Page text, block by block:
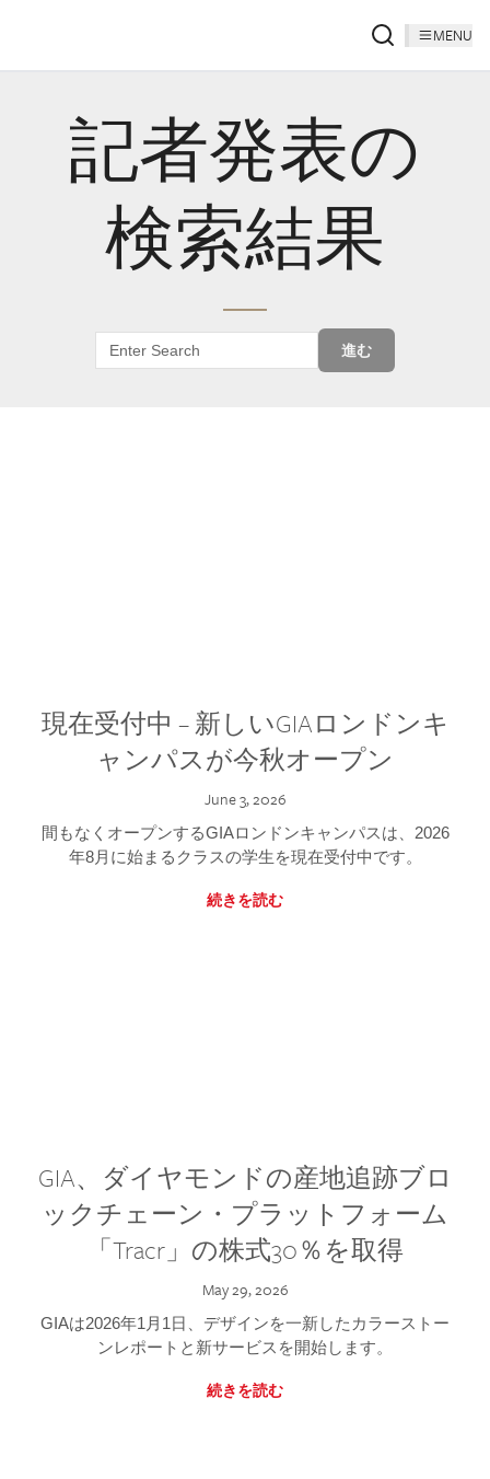
MENU
記者発表の
検索結果
進む
現在受付中 – 新しいGIAロンドンキ
ャンパスが今秋オープン
June 3, 2026
間もなくオープンするGIAロンドンキャンパスは、2026
年8月に始まるクラスの学生を現在受付中です。
続きを読む
GIA、ダイヤモンドの産地追跡ブロ
ックチェーン・プラットフォーム
「Tracr」の株式30％を取得
May 29, 2026
GIAは2026年1月1日、デザインを一新したカラーストー
ンレポートと新サービスを開始します。
続きを読む